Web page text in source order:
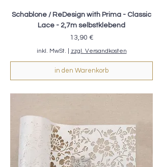
Schablone / ReDesign with Prima - Classic
Lace - 2,7m selbstklebend
Preis
13,90 €
inkl. MwSt. zzgl. Versandkosten
in den Warenkorb